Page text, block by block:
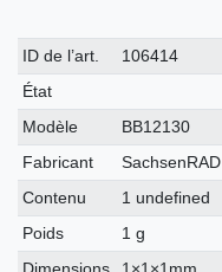
Caractéristique
technique
Valeur
ID de l’art.
106414
État
Modèle
BB12130
Fabricant
SachsenRAD
Contenu
1 undefined
Poids
1 g